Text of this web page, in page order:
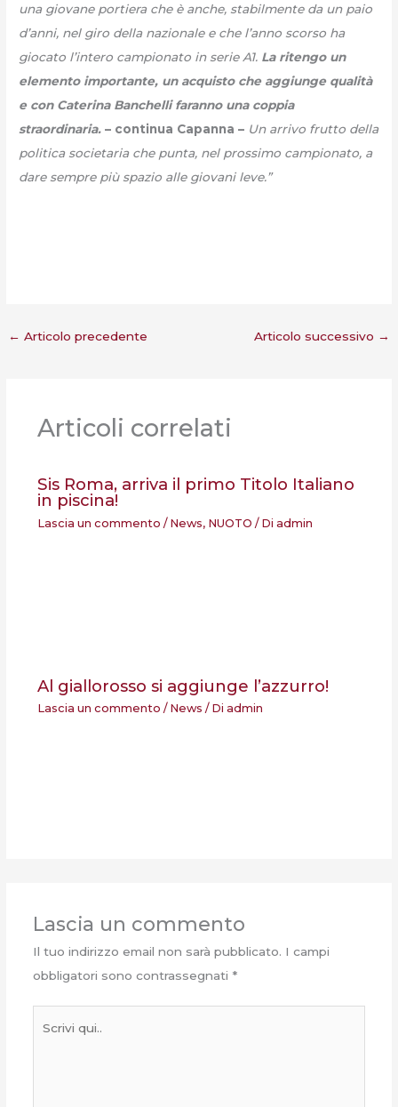
una giovane portiera che è anche, stabilmente da un paio
d’anni, nel giro della nazionale e che l’anno scorso ha
giocato l’intero campionato in serie A1. La ritengo un
elemento importante, un acquisto che aggiunge qualità
e con Caterina Banchelli faranno una coppia
straordinaria.– continua Capanna – Un arrivo frutto della
politica societaria che punta, nel prossimo campionato, a
dare sempre più spazio alle giovani leve.”
← Articolo precedente Articolo successivo →
Articoli correlati
Sis Roma, arriva il primo Titolo Italiano
in piscina!
Lascia un commento / News, NUOTO / Di admin
Al giallorosso si aggiunge l’azzurro!
Lascia un commento / News / Di admin
Lascia un commento
Il tuo indirizzo email non sarà pubblicato. I campi
obbligatori sono contrassegnati *